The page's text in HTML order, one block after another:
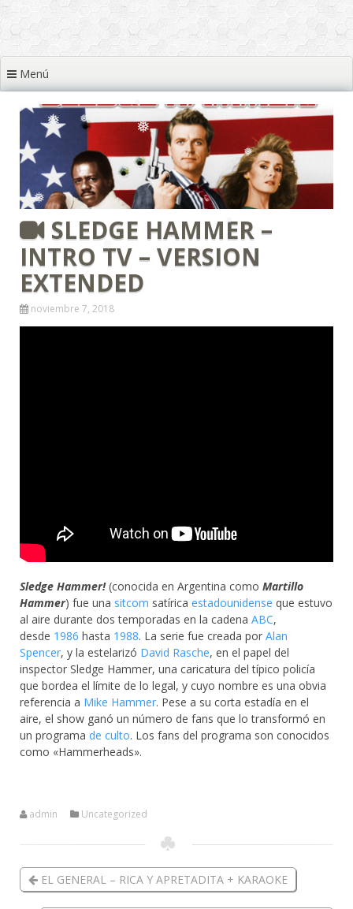
❅
❅
❅
❅
❅
❅
❅
❅
❅ ❅
❅
Menú
SLEDGE HAMMER –
INTRO TV – VERSION
EXTENDED
noviembre 7, 2018
Sledge Hammer!(conocida en Argentina como Martillo
Hammer) fue una sitcom satírica estadounidense que estuvo
al aire durante dos temporadas en la cadena ABC,
desde 1986 hasta 1988. La serie fue creada por Alan
Spencer, y la estelarizó David Rasche, en el papel del
inspector Sledge Hammer, una caricatura del típico policía
que bordea el límite de lo legal, y cuyo nombre es una obvia
referencia a Mike Hammer. Pese a su corta estadía en el
aire, el show ganó un número de fans que lo transformó en
un programa de culto. Los fans del programa son conocidos
como «Hammerheads».
admin Uncategorized
EL GENERAL – RICA Y APRETADITA + KARAOKE